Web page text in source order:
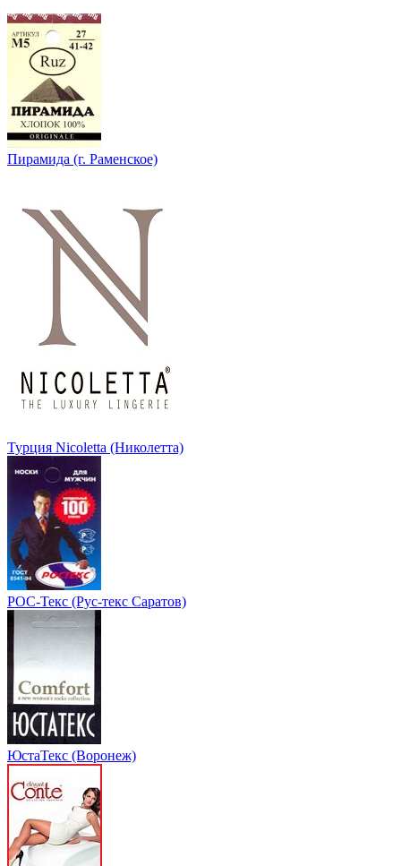
Пирамида (г. Раменское)
Турция Nicoletta (Николетта)
РОС-Текс (Рус-текс Саратов)
ЮстаТекс (Воронеж)